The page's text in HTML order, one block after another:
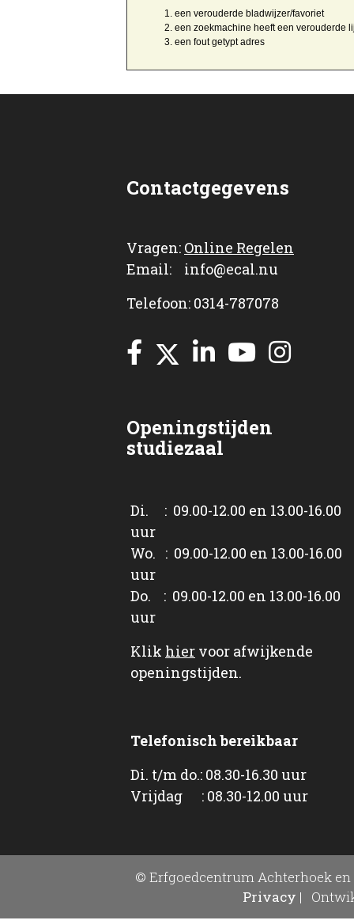
een verouderde bladwijzer/favoriet
een zoekmachine heeft een verouderde
een fout getyptadres
Contactgegevens
Vragen: Online Regelen
Email: info@ecal.nu
Telefoon: 0314-787078
Openingstijden
studiezaal
Di. : 09.00-12.00 en 13.00-16.00
uur
Wo. : 09.00-12.00 en 13.00-16.00
uur
Do. : 09.00-12.00 en 13.00-16.00
uur
Klik hier voor afwijkende
openingstijden.
Telefonisch bereikbaar
Di. t/m do.: 08.30-16.30 uur
Vrijdag : 08.30-12.00 uur
© Erfgoedcentrum Achterhoek en
Privacy |